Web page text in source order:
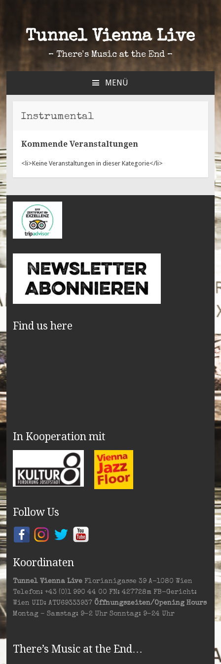
Tunnel Vienna Live
– There's Music at the End –
MENÜ
SPRINGEN
Instrumental
Kommende Veranstaltungen
<li>Keine Veranstaltungen in dieser Kategorie</li>
Find us here
In Kooperation mit
Follow Us
Koordinaten
Tunnel Vienna LiveFlorianigasse 39 A-1080 Wien
Telefon: +43 (0)1 990 44 00 FN: 427728m FB-Gericht:
Wien UID: ATU69333937 Öffnungszeiten/Opening Hours
Montag – Samstag: 9–2 Uhr Sonntag: 9–24 Uhr
There’s Music at the End…